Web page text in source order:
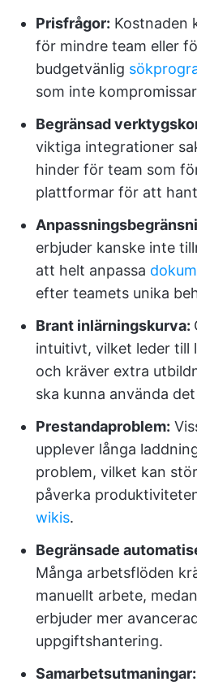
Prisfrågor: Kostnaden
för mindre team eller
budgetvänlig
som inte
Begränsad
viktiga integrationer
hinder för team som
plattformar för att
erbjuder kanske inte
att helt anpassa
efter teamets unika
Brant inlärningskurva:
intuitivt, vilket leder till
och kräver extra
ska kunna använda
Prestandaproblem:
upplever långa
problem, vilket kan
påverka
wikis.
Begränsade
Många arbetsflöden
manuellt arbete,
erbjuder mer
uppgiftshantering.
Samarbetsutmaningar: